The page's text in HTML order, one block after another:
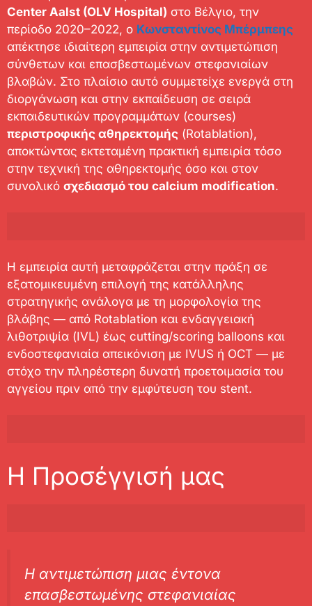
Center Aalst (OLV Hospital) στο Βέλγιο, την
περίοδο 2020–2022, ο Κωνσταντίνος Μπέρμπεης
απέκτησε ιδιαίτερη εμπειρία στην αντιμετώπιση
σύνθετων και επασβεστωμένων στεφανιαίων
βλαβών. Στο πλαίσιο αυτό συμμετείχε ενεργά στη
διοργάνωση και στην εκπαίδευση σε σειρά
εκπαιδευτικών προγραμμάτων (courses)
περιστροφικής αθηρεκτομής (Rotablation),
αποκτώντας εκτεταμένη πρακτική εμπειρία τόσο
στην τεχνική της αθηρεκτομής όσο και στον
συνολικό σχεδιασμό του calcium modification.
Η εμπειρία αυτή μεταφράζεται στην πράξη σε
εξατομικευμένη επιλογή της κατάλληλης
στρατηγικής ανάλογα με τη μορφολογία της
βλάβης — από Rotablation και ενδαγγειακή
λιθοτριψία (IVL) έως cutting/scoring balloons και
ενδοστεφανιαία απεικόνιση με IVUS ή OCT — με
στόχο την πληρέστερη δυνατή προετοιμασία του
αγγείου πριν από την εμφύτευση του stent.
Η Προσέγγισή μας
Η αντιμετώπιση μιας έντονα
επασβεστωμένης στεφανιαίας